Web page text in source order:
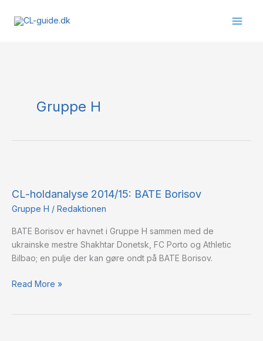
Gruppe H
CL-holdanalyse 2014/15: BATE Borisov
Gruppe H / Redaktionen
BATE Borisov er havnet i Gruppe H sammen med de
ukrainske mestre Shakhtar Donetsk, FC Porto og Athletic
Bilbao; en pulje der kan gøre ondt på BATE Borisov.
2014/15:
BATE
Read More »